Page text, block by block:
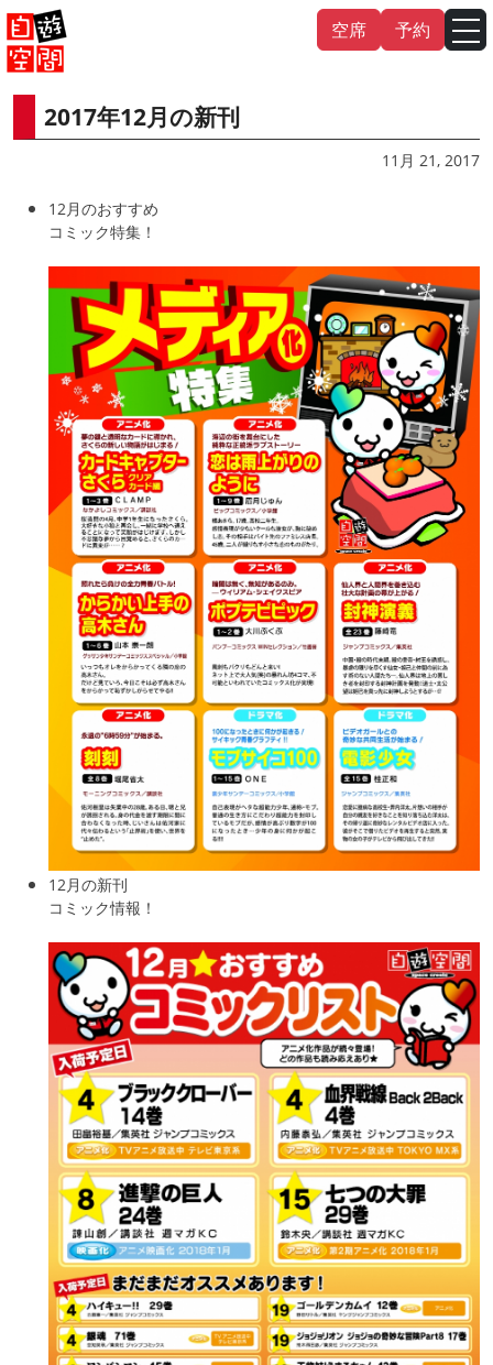
Skip
to
content
空席 予約
2017年12月の新刊
11月 21, 2017
12月のおすすめ
コミック特集！
12月の新刊
コミック情報！
English 中文（繁體） 中文（简体）
日本語